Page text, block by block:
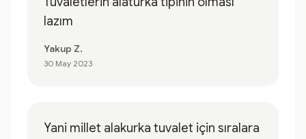
lazım
Yakup Z.
30 May 2023
Yani millet alakurka tuvalet için sıralara